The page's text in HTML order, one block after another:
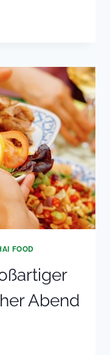
FOOD
Abend